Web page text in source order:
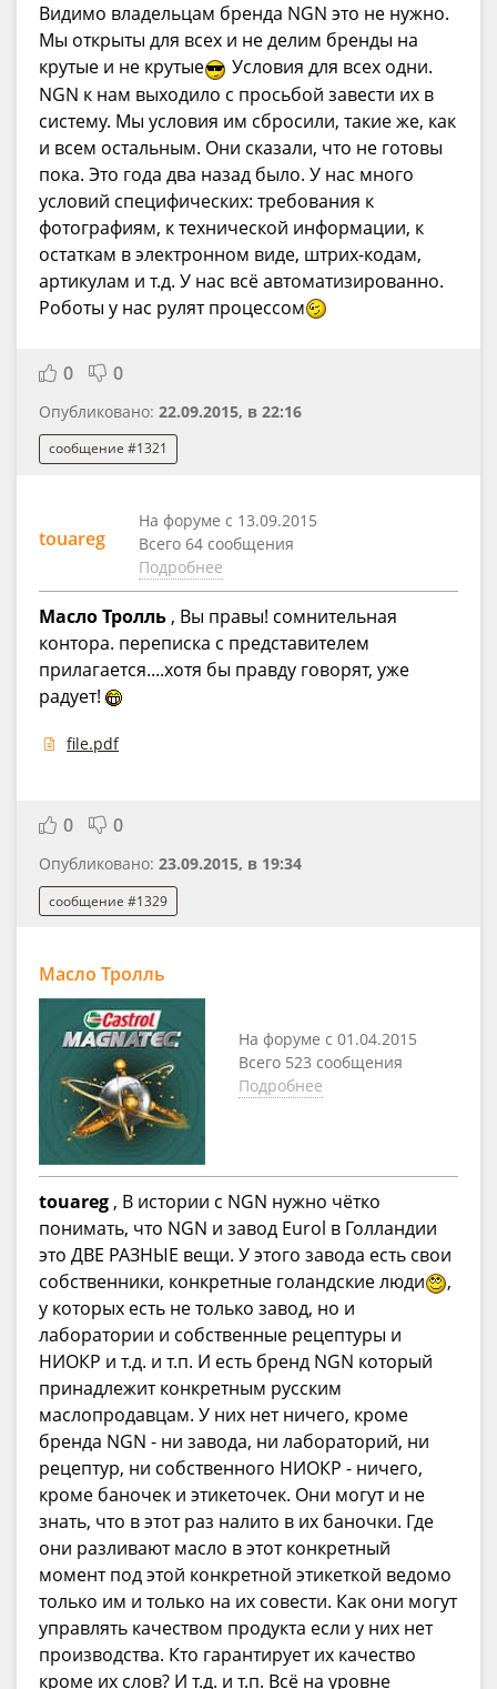
Видимо владельцам бренда NGN это не нужно.
Мы открыты для всех и не делим бренды на
крутые и не крутые
Условия для всех одни.
NGN к нам выходило с просьбой завести их в
систему. Мы условия им сбросили, такие же, как
и всем остальным. Они сказали, что не готовы
пока. Это года два назад было. У нас много
условий специфических: требования к
фотографиям, к технической информации, к
остаткам в электронном виде, штрих-кодам,
артикулам и т.д. У нас всё автоматизированно.
Роботы у нас рулят процессом
0 0
Опубликовано: 22.09.2015, в 22:16
сообщение #1321
touareg
На форуме с 13.09.2015
Всего 64 сообщения
Подробнее
Масло Тролль , Вы правы! сомнительная
контора. переписка с представителем
прилагается....хотя бы правду говорят, уже
радует!
file.pdf
0 0
Опубликовано: 23.09.2015, в 19:34
сообщение #1329
Масло Тролль
На форуме с 01.04.2015
Всего 523 сообщения
Подробнее
touareg , В истории с NGN нужно чётко
понимать, что NGN и завод Eurol в Голландии
это ДВЕ РАЗНЫЕ вещи. У этого завода есть свои
собственники, конкретные голандские люди
,
у которых есть не только завод, но и
лаборатории и собственные рецептуры и
НИОКР и т.д. и т.п. И есть бренд NGN который
принадлежит конкретным русским
маслопродавцам. У них нет ничего, кроме
бренда NGN - ни завода, ни лабораторий, ни
рецептур, ни собственного НИОКР - ничего,
кроме баночек и этикеточек. Они могут и не
знать, что в этот раз налито в их баночки. Где
они разливают масло в этот конкретный
момент под этой конкретной этикеткой ведомо
только им и только на их совести. Как они могут
управлять качеством продукта если у них нет
производства. Кто гарантирует их качество
кроме их слов? И т.д. и т.п. Всё на уровне